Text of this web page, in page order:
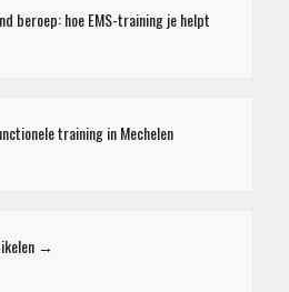
beroep: hoe EMS-training je helpt
training in Mechelen
→